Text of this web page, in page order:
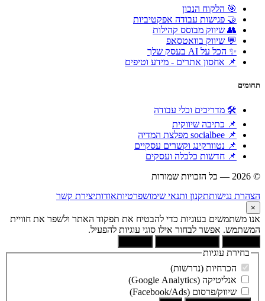
🎯 הלקוח הנכון
🤝 פגישות עבודה אפקטיביות
👥 שיווק מבוסס קהילות
💬 שיווק בוואטסאפ
✨ הכל על AI בעסק שלך
📌 אחסון אתרים - מידע וטיפים
תחומים
🛠 מדריכים וכלי עבודה
📌 כתיבה שיווקית
📌 socialbee מפלצת המדיה
📌 נטוורקינג וקשרים עסקיים
📌 חדשות כלכלה ועסקים
© 2026 — כל הזכויות שמורות
הצהרת נגישותתקנון ותנאי שימושפרטיותאודותיצירת קשר
×
אנו משתמשים בעוגיות כדי להבטיח את תפקוד האתר ולשפר את חוויית
המשתמש. אפשר לבחור אילו סוגי עוגיות להפעיל.
בחירת עוגיות
הכרחיות (נדרשות)
אנליטיקה (Google Analytics)
שיווק/פרסום (Facebook/Ads)